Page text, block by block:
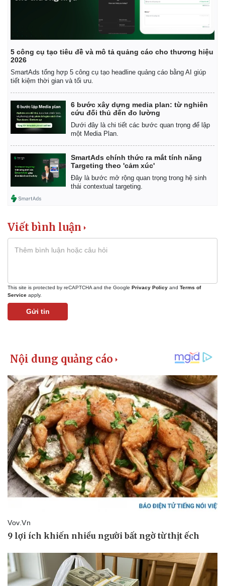
Phân tích
5 công cụ tạo tiêu đề và mô tả quảng cáo cho thương hiệu
2026
SmartAds tổng hợp 5 công cụ tạo headline quảng cáo bằng AI giúp
tiết kiệm thời gian và tối ưu.
6 bước xây dựng media plan: từ nghiên
cứu đối thủ đến đo lường
Dưới đây là chi tiết các bước quan trọng để lập
một Media Plan.
SmartAds chính thức ra mắt tính năng
Targeting theo 'cảm xúc'
Đây là bước mở rộng quan trọng trong hệ sinh
thái contextual targeting.
Viết bình luận
This site is protected by reCAPTCHA and the Google Privacy Policy and Terms of
Service apply.
Gửi tin